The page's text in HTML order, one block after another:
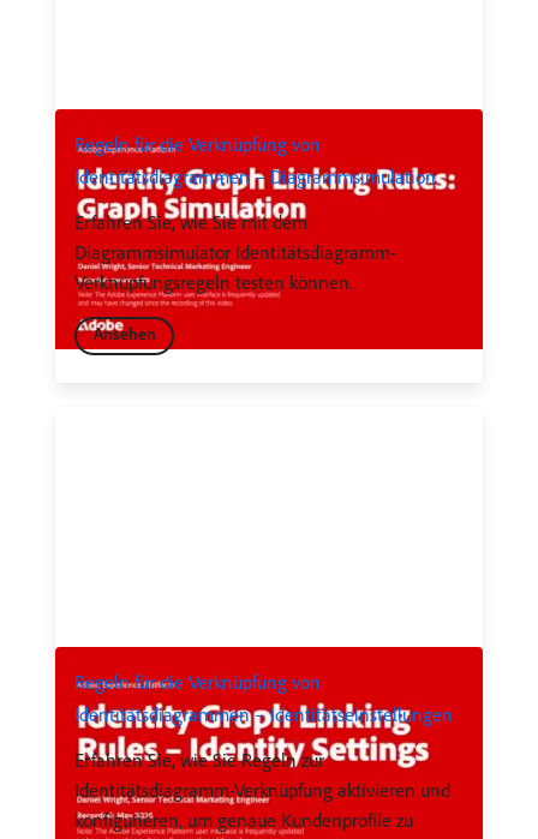
Regeln für die Verknüpfung von
Identitätsdiagrammen – Diagrammsimulation
Erfahren Sie, wie Sie mit dem
Diagrammsimulator Identitätsdiagramm-
Verknüpfungsregeln testen können.
Ansehen
Regeln für die Verknüpfung von
Identitätsdiagrammen – Identitätseinstellungen
Erfahren Sie, wie Sie Regeln zur
Identitätsdiagramm-Verknüpfung aktivieren und
konfigurieren, um genaue Kundenprofile zu